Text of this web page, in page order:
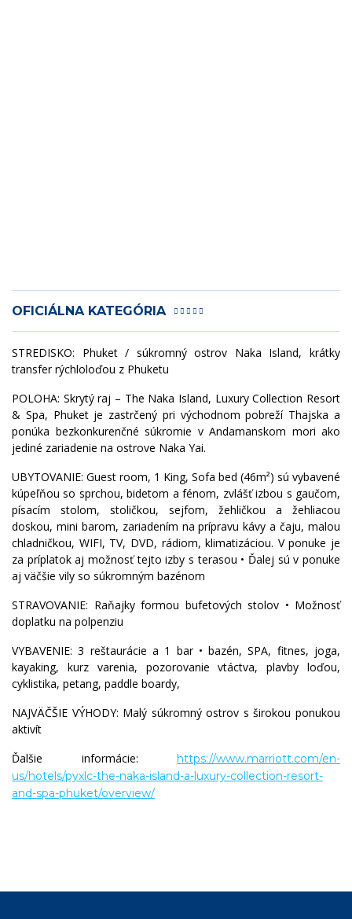
OFICIÁLNA KATEGÓRIA
STREDISKO: Phuket / súkromný ostrov Naka Island, krátky
transfer rýchloloďou z Phuketu
POLOHA: Skrytý raj – The Naka Island, Luxury Collection Resort
& Spa, Phuket je zastrčený pri východnom pobreží Thajska a
ponúka bezkonkurenčné súkromie v Andamanskom mori ako
jediné zariadenie na ostrove Naka Yai.
UBYTOVANIE: Guest room, 1 King, Sofa bed (46m²) sú vybavené
kúpeľňou so sprchou, bidetom a fénom, zvlášť izbou s gaučom,
písacím stolom, stoličkou, sejfom, žehličkou a žehliacou
doskou, mini barom, zariadením na prípravu kávy a čaju, malou
chladničkou, WIFI, TV, DVD, rádiom, klimatizáciou. V ponuke je
za príplatok aj možnosť tejto izby s terasou • Ďalej sú v ponuke
aj väčšie vily so súkromným bazénom
STRAVOVANIE: Raňajky formou bufetových stolov • Možnosť
doplatku na polpenziu
VYBAVENIE: 3 reštaurácie a 1 bar • bazén, SPA, fitnes, joga,
kayaking, kurz varenia, pozorovanie vtáctva, plavby loďou,
cyklistika, petang, paddle boardy,
NAJVÄČŠIE VÝHODY: Malý súkromný ostrov s širokou ponukou
aktivít
Ďalšie informácie: https://www.marriott.com/en-
us/hotels/pyxlc-the-naka-island-a-luxury-collection-resort-
and-spa-phuket/overview/